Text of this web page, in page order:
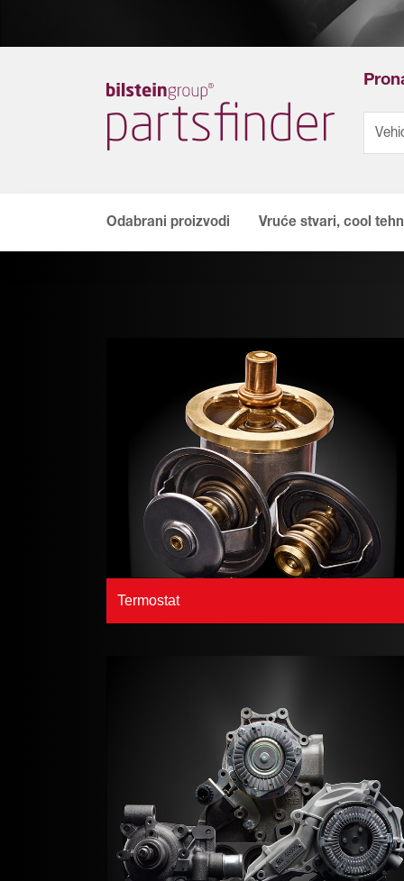
Odabrani proizvodi Vruće stvari, cool
Termostat